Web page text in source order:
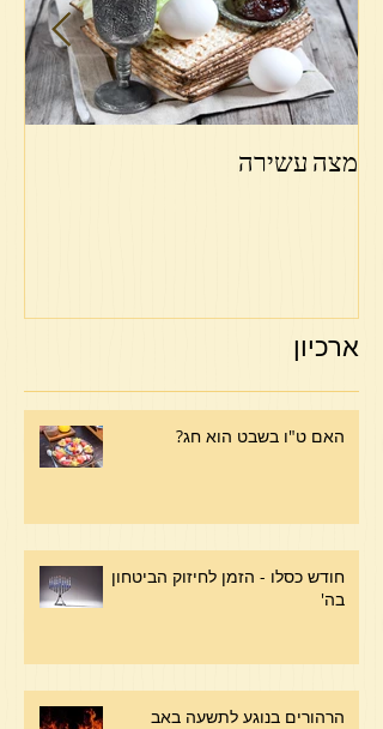
מצה עשירה
ארכיון
האם ט"ו בשבט הוא חג?
חודש כסלו - הזמן לחיזוק הביטחון
בה'
הרהורים בנוגע לתשעה באב